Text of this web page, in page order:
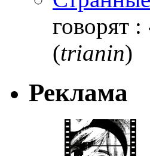
говорят
(trianin)
Реклама